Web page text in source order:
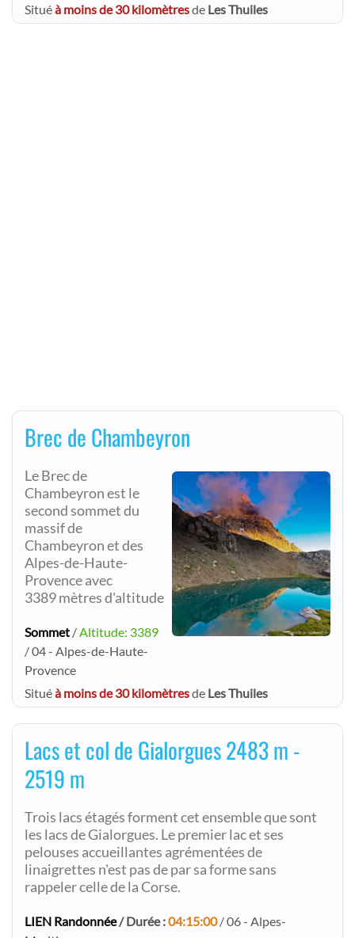
Situéà moins de 30 kilomètresde Les Thuiles
Brec de Chambeyron
Le Brec de
Chambeyron est le
second sommet du
massif de
Chambeyron et des
Alpes-de-Haute-
Provence avec
3389 mètres d'altitude
Sommet / Altitude: 3389
/ 04 - Alpes-de-Haute-
Provence
Situéà moins de 30 kilomètresde Les Thuiles
Lacs et col de Gialorgues 2483 m -
2519 m
Trois lacs étagés forment cet ensemble que sont
les lacs de Gialorgues. Le premier lac et ses
pelouses accueillantes agrémentées de
linaigrettes n'est pas de par sa forme sans
rappeler celle de la Corse.
LIEN Randonnée/ Durée :04:15:00/ 06 - Alpes-